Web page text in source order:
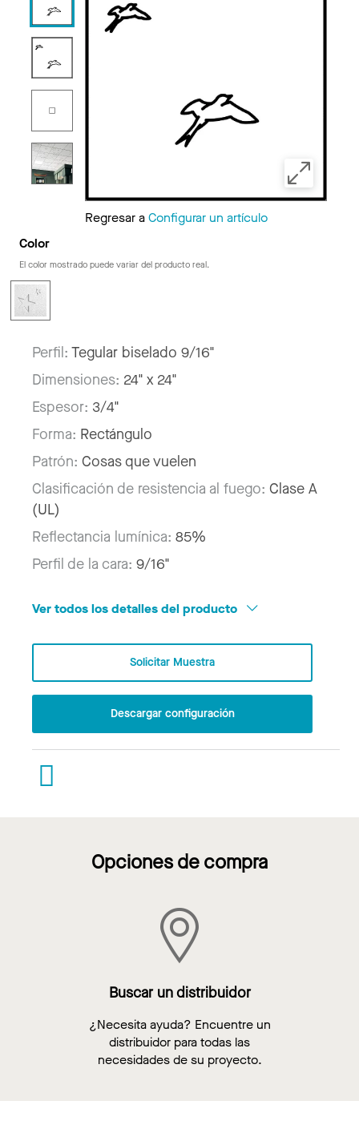
Regresar aConfigurar un artículo
Color
El color mostrado puede variar del producto real.
Perfil: Tegular biselado 9/16"
Dimensiones: 24" x 24"
Espesor: 3/4"
Forma: Rectángulo
Patrón: Cosas que vuelen
Clasificación de resistencia al fuego: Clase A
(UL)
Reflectancia lumínica: 85%
Perfil de la cara: 9/16"
Ver todos los detalles del producto
Solicitar Muestra
Descargar configuración
Opciones de compra
Buscar un distribuidor
¿Necesita ayuda? Encuentre un
distribuidor para todas las
necesidades de su proyecto.